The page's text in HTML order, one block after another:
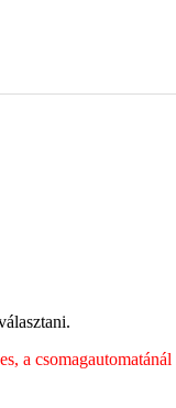
a csomagautomatánál